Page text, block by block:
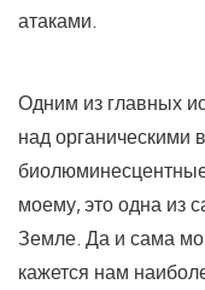
атаками.
Одним из главных
над органическими
моему, это одна из
Земле. Да и сама
кажется нам